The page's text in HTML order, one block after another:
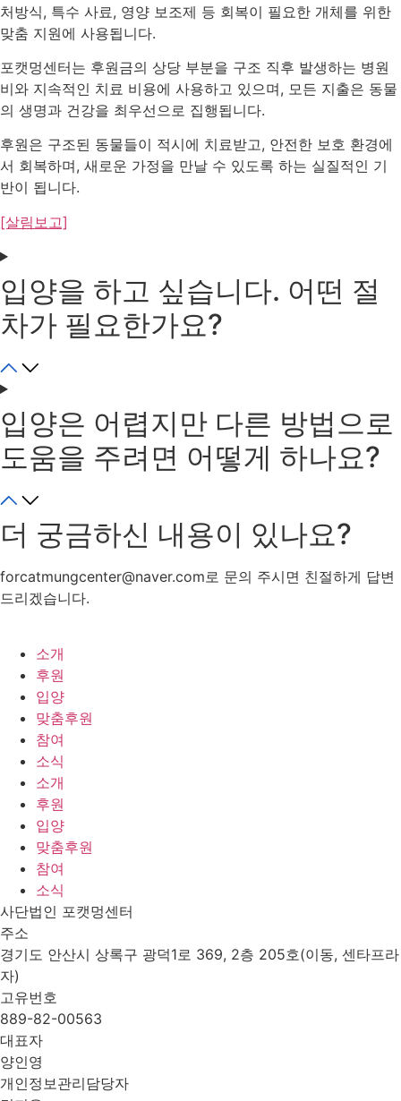
처방식, 특수 사료, 영양 보조제 등 회복이 필요한 개체를 위한
맞춤 지원에 사용됩니다.
포캣멍센터는 후원금의 상당 부분을 구조 직후 발생하는 병원
비와 지속적인 치료 비용에 사용하고 있으며, 모든 지출은 동물
의 생명과 건강을 최우선으로 집행됩니다.
후원은 구조된 동물들이 적시에 치료받고, 안전한 보호 환경에
서 회복하며, 새로운 가정을 만날 수 있도록 하는 실질적인 기
반이 됩니다.
[살림보고]
입양을 하고 싶습니다. 어떤 절
차가 필요한가요?
입양은 어렵지만 다른 방법으로
도움을 주려면 어떻게 하나요?
더 궁금하신 내용이 있나요?
forcatmungcenter@naver.com로 문의 주시면 친절하게 답변
드리겠습니다.
소개
후원
입양
맞춤후원
참여
소식
소개
후원
입양
맞춤후원
참여
소식
사단법인 포캣멍센터
주소
경기도 안산시 상록구 광덕1로 369, 2층 205호(이동, 센타프라
자)
고유번호
889-82-00563
대표자
양인영
개인정보관리담당자